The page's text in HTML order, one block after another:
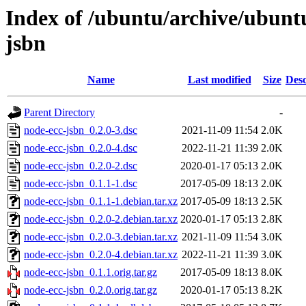
Index of /ubuntu/archive/
jsbn
Name Last modified Size
Parent Directory
-
node-ecc-jsbn_0.2.0-3.dsc
2021-11-09 11:54 2.0K
node-ecc-jsbn_0.2.0-4.dsc
2022-11-21 11:39 2.0K
node-ecc-jsbn_0.2.0-2.dsc
2020-01-17 05:13 2.0K
node-ecc-jsbn_0.1.1-1.dsc
2017-05-09 18:13 2.0K
node-ecc-jsbn_0.1.1-1.debian.tar.xz 2017-05-09 18:13 2.5K
node-ecc-jsbn_0.2.0-2.debian.tar.xz 2020-01-17 05:13 2.8K
node-ecc-jsbn_0.2.0-3.debian.tar.xz 2021-11-09 11:54 3.0K
node-ecc-jsbn_0.2.0-4.debian.tar.xz 2022-11-21 11:39 3.0K
node-ecc-jsbn_0.1.1.orig.tar.gz
2017-05-09 18:13 8.0K
node-ecc-jsbn_0.2.0.orig.tar.gz
2020-01-17 05:13 8.2K